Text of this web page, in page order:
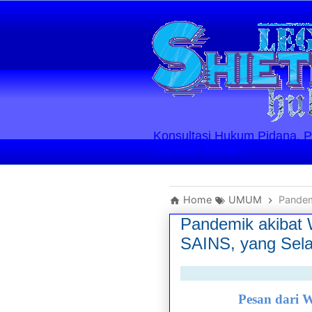
Konsultasi Hukum Pidana,
Layanan Berlaku
Home UMUM
Pandemik akibat
SAINS, yang
Pesan dari